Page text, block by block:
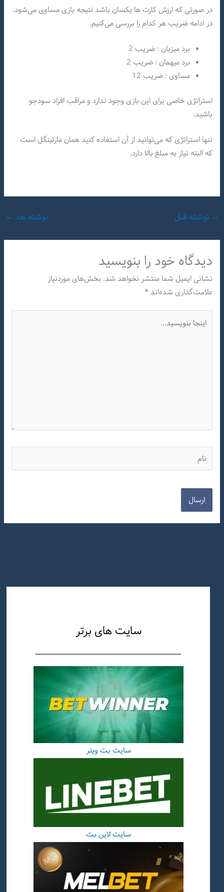
در صورتی که ارزش کارت ها یکسان باشد نتیجه بازی مساوی می‌شود.
در ادامه ضریب هر کدام را بررسی می‌کنیم.
برد میزبان : ضریب 2
برد میهمان : ضریب 2
مساوی : ضریب 12
استراتژی خاصی برای این بازی وجود ندارد و مراقب افراد سودجو
باشید.
تنها استراتژی که می‌توانید از آن استفاده کنید همان مارتینگل است
که البته نیاز به مبلغ بالا دارد.
→ نوشته قبل نوشته بعد ←
دیدگاه‌ خود را بنویسید
نشانی ایمیل شما منتشر نخواهد شد. بخش‌های موردنیاز
علامت‌گذاری شده‌اند*
بنویسید…
سایت های برتر
سایت بت وینر
سایت لاین بت